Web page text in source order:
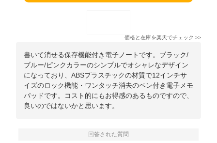
価格と在庫を楽天でチェック >>
書いて消せる保存機能付き電子ノートです。ブラック/
ブルー/ピンクカラーのシンプルでオシャレなデザイン
になっており、ABSプラスチックの材質で12インチサ
イズのロック機能・ワンタッチ消去のペン付き電子メモ
パッドです。コスト的にもお得感のあるものですので、
良いのではないかと思います。
回答された質問